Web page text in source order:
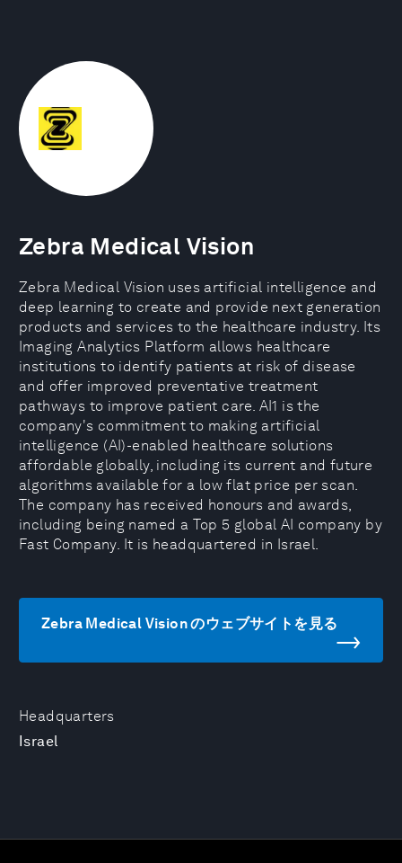
Headquarters
Israel
Zebra Medical Vision
Zebra Medical Vision uses artificial intelligence and
deep learning to create and provide next generation
products and services to the healthcare industry. Its
Imaging Analytics Platform allows healthcare
institutions to identify patients at risk of disease
and offer improved preventative treatment
pathways to improve patient care. AI1 is the
company's commitment to making artificial
intelligence (AI)-enabled healthcare solutions
affordable globally, including its current and future
algorithms available for a low flat price per scan.
The company has received honours and awards,
including being named a Top 5 global AI company by
Fast Company. It is headquartered in Israel.
Zebra Medical Vision のウェブサイトを見る